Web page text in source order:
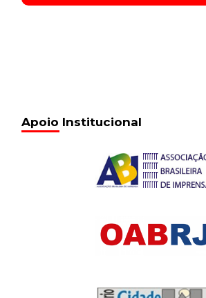
Apoio Institucional